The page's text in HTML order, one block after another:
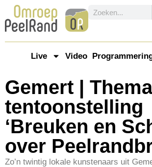
Live Video
Gemert | Thema
tentoonstelling
‘Breuken en
over
Zo’n twintig lokale kunstenaars uit